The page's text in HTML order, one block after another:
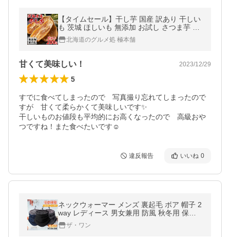
【タイムセール】干し芋 国産 訳あり 干しい
も 茨城 ほしいも 無添加 お試し さつま芋 さ
つまいも スイーツ お菓子 和菓子 お茶菓子
安い 送料無料 200g
北海道のグルメ処 極本舗
甘くて美味しい！ 2023/12/29
5
すでに食べてしまったので　写真撮り忘れてしまったので
すが　甘くて柔らかくて美味しいです✨
干しいものお値段も平均的にお高くなったので　高級おや
つですね！また食べたいです☺️
違反報告 いいね 0
ネックウォーマー メンズ 裏起毛 ボア 帽子 2
way レディース 男女兼用 防風 秋冬用 保温
性 暖かい 防寒 冬 寒さ対策 送料無料
ザ・ワン